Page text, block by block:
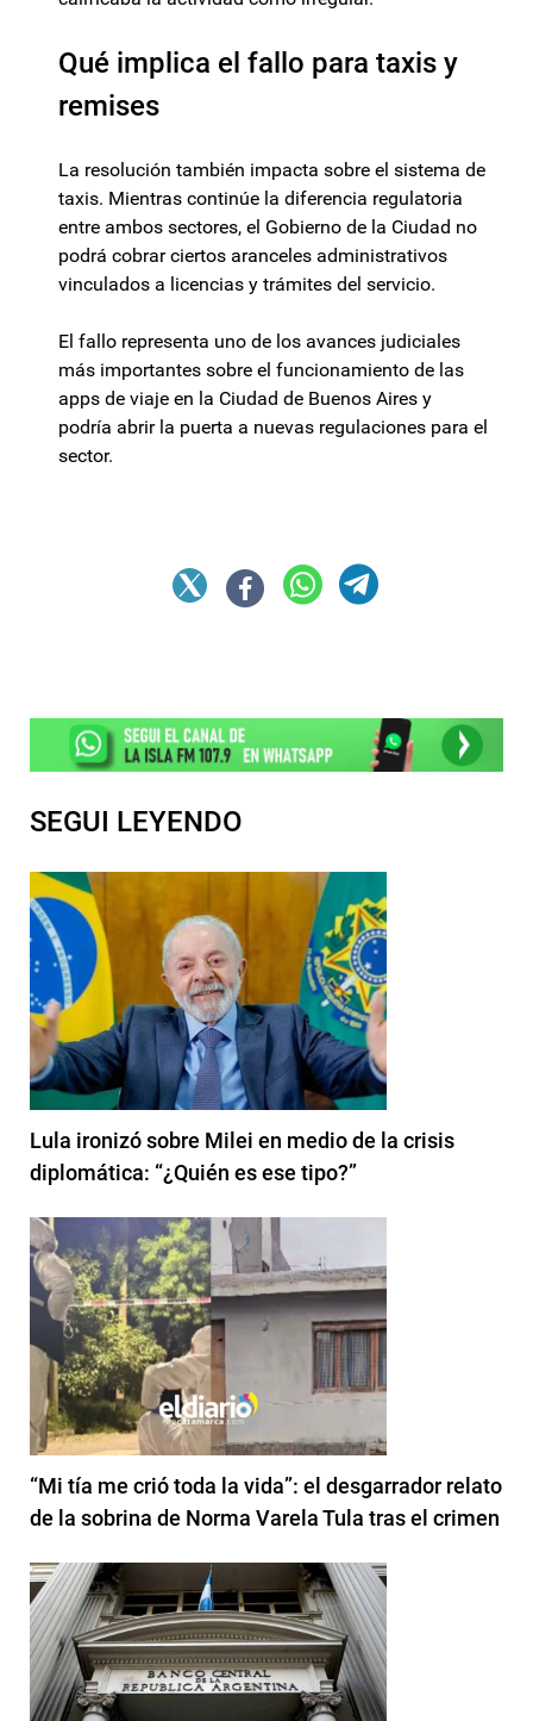
Qué implica el fallo para taxis y
remises
La resolución también impacta sobre el sistema de
taxis. Mientras continúe la diferencia regulatoria
entre ambos sectores, el Gobierno de la Ciudad no
podrá cobrar ciertos aranceles administrativos
vinculados a licencias y trámites del servicio.
El fallo representa uno de los avances judiciales
más importantes sobre el funcionamiento de las
apps de viaje en la Ciudad de Buenos Aires y
podría abrir la puerta a nuevas regulaciones para el
sector.
SEGUI LEYENDO
Lula ironizó sobre Milei en medio de la crisis
diplomática: “¿Quién es ese tipo?”
“Mi tía me crió toda la vida”: el desgarrador relato
de la sobrina de Norma Varela Tula tras el crimen